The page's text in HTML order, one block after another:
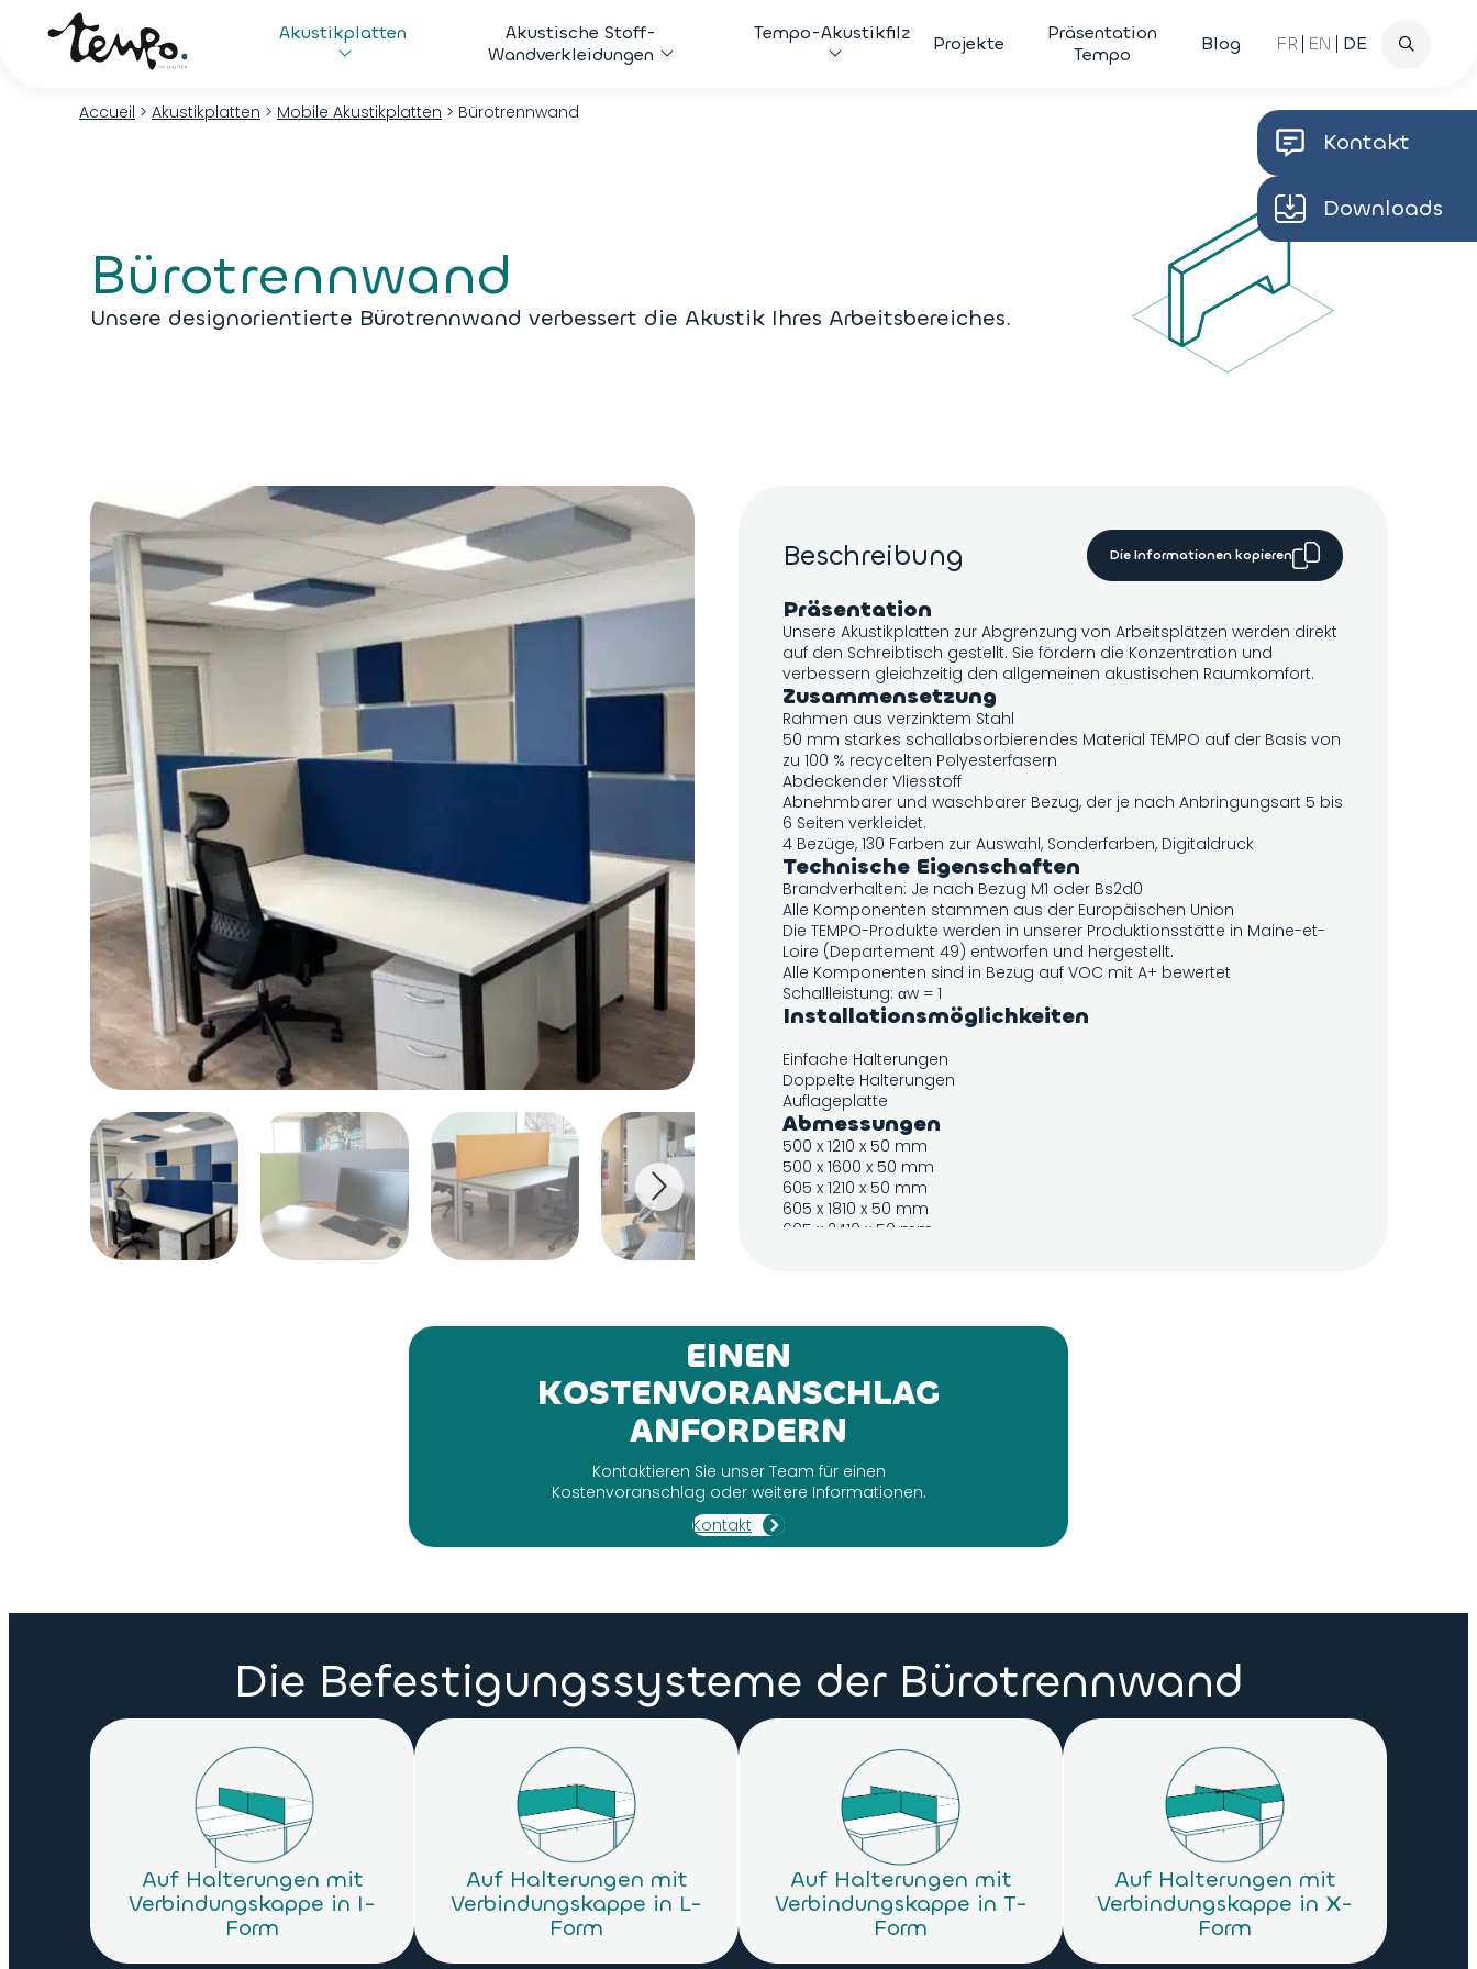
Akustikplatten
Akustische Stoff-
Wandverkleidungen
Tempo-Akustikfilz Projekte
Präsentation
Tempo
Blog FR EN DE
Kontakt
Downloads
Accueil > Akustikplatten > Mobile Akustikplatten > Bürotrennwand
Bürotrennwand
Unsere designorientierte Bürotrennwand verbessert die Akustik Ihres Arbeitsbereiches.
Beschreibung Die Informationen kopieren
Präsentation
Unsere Akustikplatten zur Abgrenzung von Arbeitsplätzen werden direkt
auf den Schreibtisch gestellt. Sie fördern die Konzentration und
verbessern gleichzeitig den allgemeinen akustischen Raumkomfort.
Zusammensetzung
Rahmen aus verzinktem Stahl
50 mm starkes schallabsorbierendes Material TEMPO auf der Basis von
zu 100 % recycelten Polyesterfasern
Abdeckender Vliesstoff
Abnehmbarer und waschbarer Bezug, der je nach Anbringungsart 5 bis
6 Seiten verkleidet.
4 Bezüge, 130 Farben zur Auswahl, Sonderfarben, Digitaldruck
Technische Eigenschaften
Brandverhalten: Je nach Bezug M1 oder Bs2d0
Alle Komponenten stammen aus der Europäischen Union
Die TEMPO-Produkte werden in unserer Produktionsstätte in Maine-et-
Loire (Departement 49) entworfen und hergestellt.
Alle Komponenten sind in Bezug auf VOC mit A+ bewertet
Schallleistung: αw = 1
Installationsmöglichkeiten
Einfache Halterungen
Doppelte Halterungen
Auflageplatte
Abmessungen
500 x 1210 x 50 mm
500 x 1600 x 50 mm
605 x 1210 x 50 mm
605 x 1810 x 50 mm
605 x 2410 x 50 mm
EINEN
KOSTENVORANSCHLAG
ANFORDERN
Kontaktieren Sie unser Team für einen
Kostenvoranschlag oder weitere Informationen.
Kontakt
Die Befestigungssysteme der Bürotrennwand
Auf Halterungen mit
Verbindungskappe in I-
Form
Auf Halterungen mit
Verbindungskappe in L-
Form
Auf Halterungen mit
Verbindungskappe in T-
Form
Auf Halterungen mit
Verbindungskappe in X-
Form